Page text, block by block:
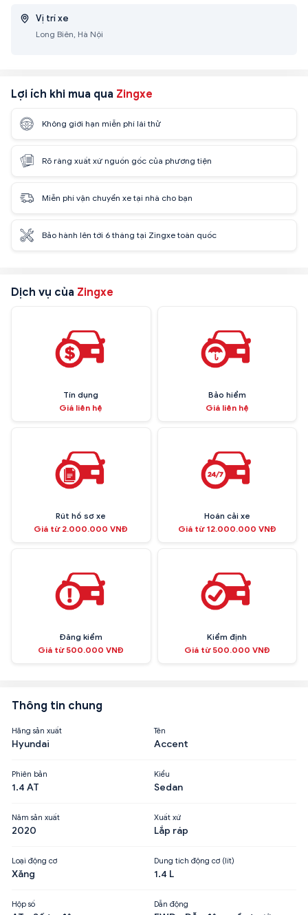
Vị trí xe
Long Biên, Hà Nội
Lợi ích khi mua qua Zingxe
Không giới hạn miễn phí lái thử
Rõ ràng xuất xứ nguồn gốc của phương tiện
Miễn phí vận chuyển xe tại nhà cho bạn
Bảo hành lên tới 6 tháng tại Zingxe toàn quốc
Dịch vụ của Zingxe
Tín dụng
Giá liên hệ
Bảo hiểm
Giá liên hệ
Rút hồ sơ xe
Giá từ 2.000.000 VNĐ
Hoán cải xe
Giá từ 12.000.000 VNĐ
Đăng kiểm
Giá từ 500.000 VNĐ
Kiểm định
Giá từ 500.000 VNĐ
Thông tin chung
Hãng sản xuất
Hyundai
Tên
Accent
Phiên bản
1.4 AT
Kiểu
Sedan
Năm sản xuất
2020
Xuất xứ
Lắp ráp
Loại động cơ
Xăng
Dung tích động cơ (lít)
1.4 L
Hộp số Dẫn động